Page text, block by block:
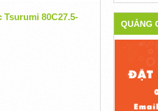
Tsurumi 80C27.5-
QUẢNG